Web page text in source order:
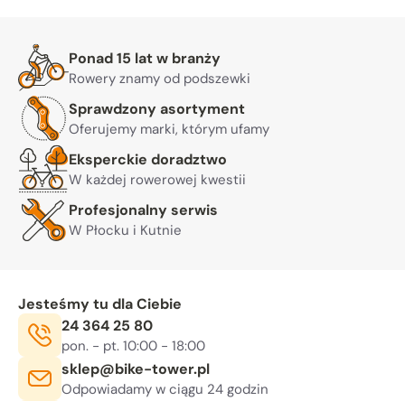
Warto nam zaufać
Ponad 15 lat w branży
Rowery znamy od podszewki
Sprawdzony asortyment
Oferujemy marki, którym ufamy
Eksperckie doradztwo
W każdej rowerowej kwestii
Profesjonalny serwis
W Płocku i Kutnie
Jesteśmy tu dla Ciebie
Telefon:
24 364 25 80
Godziny otwarcia:
pon. - pt. 10:00 - 18:00, sob. 10:00 - 14:00
E-mail:
sklep@bike-tower.pl
Odpowiadamy w ciągu 24 godzin